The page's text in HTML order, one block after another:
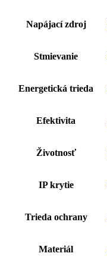
Napájací zdroj
Stmievanie
Energetická trieda
Efektivita
Životnosť
IP krytie
Trieda ochrany
Materiál